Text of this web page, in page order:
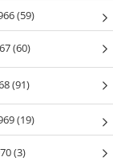
(59)
(60)
(91)
(19)
(3)